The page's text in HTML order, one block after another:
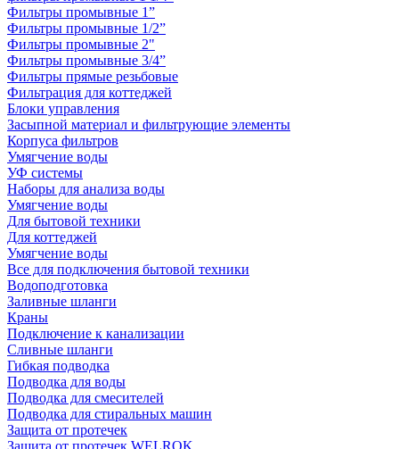
Фильтры промывные 1”
Фильтры промывные 1/2”
Фильтры промывные 2"
Фильтры промывные 3/4”
Фильтры прямые резьбовые
Фильтрация для коттеджей
Блоки управления
Засыпной материал и фильтрующие элементы
Корпуса фильтров
Умягчение воды
УФ системы
Наборы для анализа воды
Умягчение воды
Для бытовой техники
Для коттеджей
Умягчение воды
Все для подключения бытовой техники
Водоподготовка
Заливные шланги
Краны
Подключение к канализации
Сливные шланги
Гибкая подводка
Подводка для воды
Подводка для смесителей
Подводка для стиральных машин
Защита от протечек
Защита от протечек WELROK